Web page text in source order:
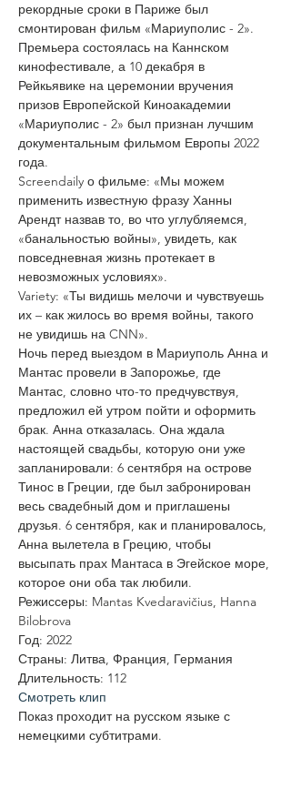
рекордные сроки в Париже был
смонтирован фильм «Мариуполис - 2».
Премьера состоялась на Каннском
кинофестивале, а 10 декабря в
Рейкьявике на церемонии вручения
призов Европейской Киноакадемии
«Мариуполис - 2» был признан лучшим
документальным фильмом Европы 2022
года.
Screendaily о фильме: «Мы можем
применить известную фразу Ханны
Арендт назвав то, во что углубляемся,
«банальностью войны», увидеть, как
повседневная жизнь протекает в
невозможных условиях».
Variety: «Ты видишь мелочи и чувствуешь
их – как жилось во время войны, такого
не увидишь на CNN».
Ночь перед выездом в Мариуполь Анна и
Мантас провели в Запорожье, где
Мантас, словно что-то предчувствуя,
предложил ей утром пойти и оформить
брак. Анна отказалась. Она ждала
настоящей свадьбы, которую они уже
запланировали: 6 сентября на острове
Тинос в Греции, где был забронирован
весь свадебный дом и приглашены
друзья. 6 сентября, как и планировалось,
Анна вылетела в Грецию, чтобы
высыпать прах Мантаса в Эгейское море,
которое они оба так любили.
Режиссеры: Mantas Kvedaravičius, Hanna
Bilobrova
Год: 2022
Страны: Литва, Франция, Германия
Длительность: 112
Смотреть клип
Показ проходит на русском языке с
немецкими субтитрами.